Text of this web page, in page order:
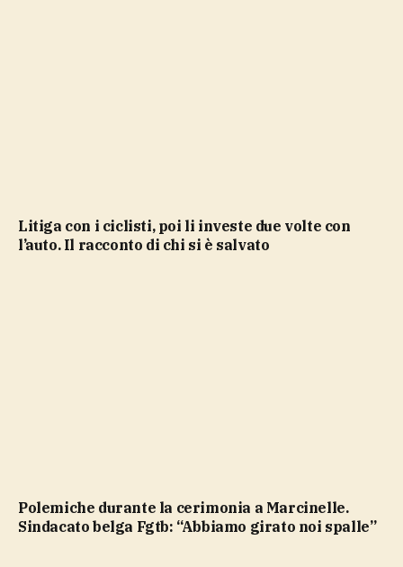
Litiga con i ciclisti, poi li investe due volte con
l’auto. Il racconto di chi si è salvato
Polemiche durante la cerimonia a Marcinelle.
Sindacato belga Fgtb: “Abbiamo girato noi spalle”